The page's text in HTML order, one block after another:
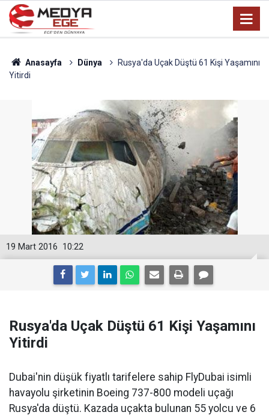
Anasayfa Dünya
Rusya'da Uçak Düştü 61 Kişi Yaşamını
Yitirdi
10:22
19 Mart 2016
Rusya'da Uçak Düştü 61 Kişi Yaşamını
Yitirdi
Dubai'nin düşük fiyatlı tarifelere sahip FlyDubai isimli
havayolu şirketinin Boeing 737-800 modeli uçağı
Rusya'da düştü. Kazada uçakta bulunan 55 yolcu ve 6